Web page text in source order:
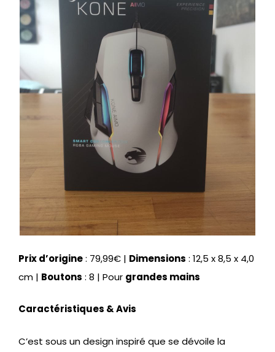
Prix d’origine: 79,99€ | Dimensions : 12,5 x 8,5 x 4,0
cm | Boutons : 8 | Pour grandes mains
Caractéristiques & Avis
C’est sous un design inspiré que se dévoile la